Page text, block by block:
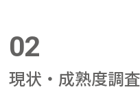
02
現状・成熟度調査